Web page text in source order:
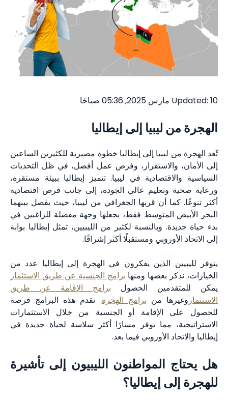
Updated: 10 مارس 2025, 05:36 صباحًا
الهجرة من ليبيا إلى إيطاليا
تُعد الهجرة من ليبيا إلى إيطاليا خطوة مصيرية للكثيرين الساعين
إلى الأمان، والاستقرار، وفرص عمل أفضل، في ظل التحديات
السياسية والاقتصادية في ليبيا. تتميز إيطاليا ببيئة مستقرة،
ورعاية صحية وتعليم عالي الجودة، إلى جانب فرص اقتصادية
أكثر تنوعًا. كما أن قربها الجغرافي من ليبيا، حيث يفصل بينهما
البحر الأبيض المتوسط فقط، يجعلها وجهة مفضلة للراغبين في
بدء حياة جديدة. وبالنسبة لكثير من الليبيين، تمثل إيطاليا بوابة
إلى الاتحاد الأوروبي ومستقبلًا أكثر إشراقًا.
يتوفر لليبيين الذين يفكرون في الهجرة إلى إيطاليا عدد من
الخيارات، نذكر بعضها ومنها برامج الجنسية عن طريق الاستثمار
يمكن للمتقدمين الحصول برامج الإقامة عن طريق
الاستثمار وغيرها من برامج الهجرة. تقدم هذه البرامج فرصة
للحصول على الإقامة أو الجنسية من خلال الاستثمارات
الاستراتيجية، مما يوفر مسارًا أكثر سلاسة لحياة جديدة في
إيطاليا والاتحاد الأوروبي فيما بعد.
هل يحتاج المواطنون الليبيون إلى تأشيرة
للهجرة إلى إيطاليا؟